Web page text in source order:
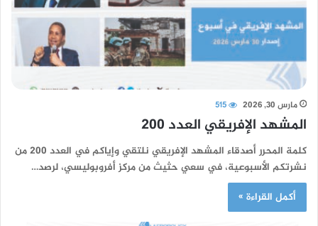
مارس 30, 2026 515
المشهد الإفريقي العدد 200
كلمة المحرر أصدقاء المشهد الإفريقي نلتقي وإياكم في العدد 200 من
نشرتكم الأسبوعية، في سعي حثيث من مركز أفروبوليسي، لرصد…
أكمل القراءة »